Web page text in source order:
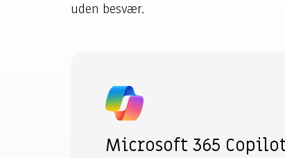
uden besvær.
Microsoft 365